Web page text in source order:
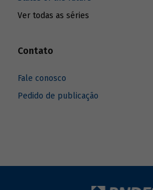
Ver todas as séries
Contato
Fale conosco
Pedido de publicação